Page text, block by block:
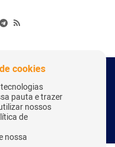
Direitos Reservados
Correa
cookies
pauta e trazer
nossos
de
nossa